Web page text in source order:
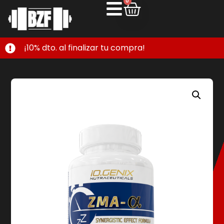
¡10% dto. al finalizar tu compra!